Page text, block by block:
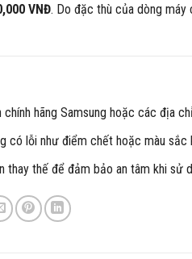
VNĐ. Do đặc thù của dòng
hãng Samsung hoặc các địa
có lỗi như điểm chết hoặc màu sắc
thay thế để đảm bảo an tâm khi sử